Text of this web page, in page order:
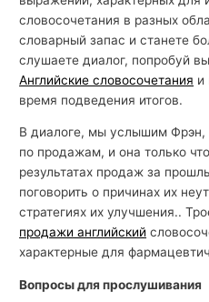
словосочетания в разных
словарный запас и станете
слушаете диалог, попробуй
Английские словосочетания и
время подведения итогов.
В диалоге, мы услышим
по продажам, и она только
результатах продаж за
поговорить о причинах их
стратегиях их улучшения..
продажи английский
характерные для
Вопросы для прослушивания